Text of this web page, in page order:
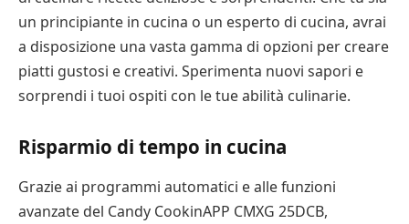
un principiante in cucina o un esperto di cucina, avrai
a disposizione una vasta gamma di opzioni per creare
piatti gustosi e creativi. Sperimenta nuovi sapori e
sorprendi i tuoi ospiti con le tue abilità culinarie.
Risparmio di tempo in cucina
Grazie ai programmi automatici e alle funzioni
avanzate del Candy CookinAPP CMXG 25DCB,